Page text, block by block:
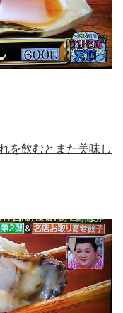
を飲むとまた美味し